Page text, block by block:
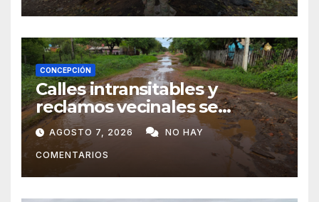
CONCEPCIÓN
Calles intransitables y
reclamos vecinales se
repiten en barrios de
Concepción
AGOSTO 7, 2026 NO HAY
COMENTARIOS